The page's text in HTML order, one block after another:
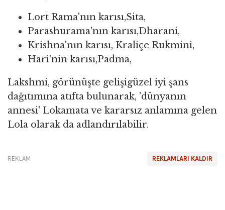
Lort Rama'nın karısı,Sita,
Parashurama'nın karısı,Dharani,
Krishna'nın karısı, Kraliçe Rukmini,
Hari'nin karısı,Padma,
Lakshmi, görünüşte gelişigüzel iyi şans
dağıtımına atıfta bulunarak, 'dünyanın
annesi' Lokamata ve kararsız anlamına gelen
Lola olarak da adlandırılabilir.
REKLAMLARI KALDIR
REKLAM